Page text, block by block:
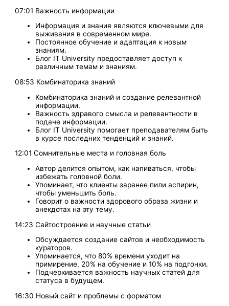
07:01 Важность информации
Информация и знания являются ключевыми для
выживания в современном мире.
Постоянное обучение и адаптация к новым
знаниям.
Блог IT University предоставляет доступ к
различным темам и знаниям.
08:53 Комбинаторика знаний
Комбинаторика знаний и создание релевантной
информации.
Важность здравого смысла и релевантности в
подаче информации.
Блог IT University помогает преподавателям быть
в курсе последних тенденций и знаний.
12:01 Сомнительные места и головная боль
Автор делится опытом, как напиваться, чтобы
избежать головной боли.
Упоминает, что клиенты заранее пили аспирин,
чтобы уменьшить боль.
Говорит о важности здорового образа жизни и
анекдотах на эту тему.
14:23 Сайтостроение и научные статьи
Обсуждается создание сайтов и необходимость
кураторов.
Упоминается, что 80% времени уходит на
примирение, 20% на обучение и 10% на подгонки.
Подчеркивается важность научных статей для
статуса в будущем.
16:30 Новый сайт и проблемы с форматом